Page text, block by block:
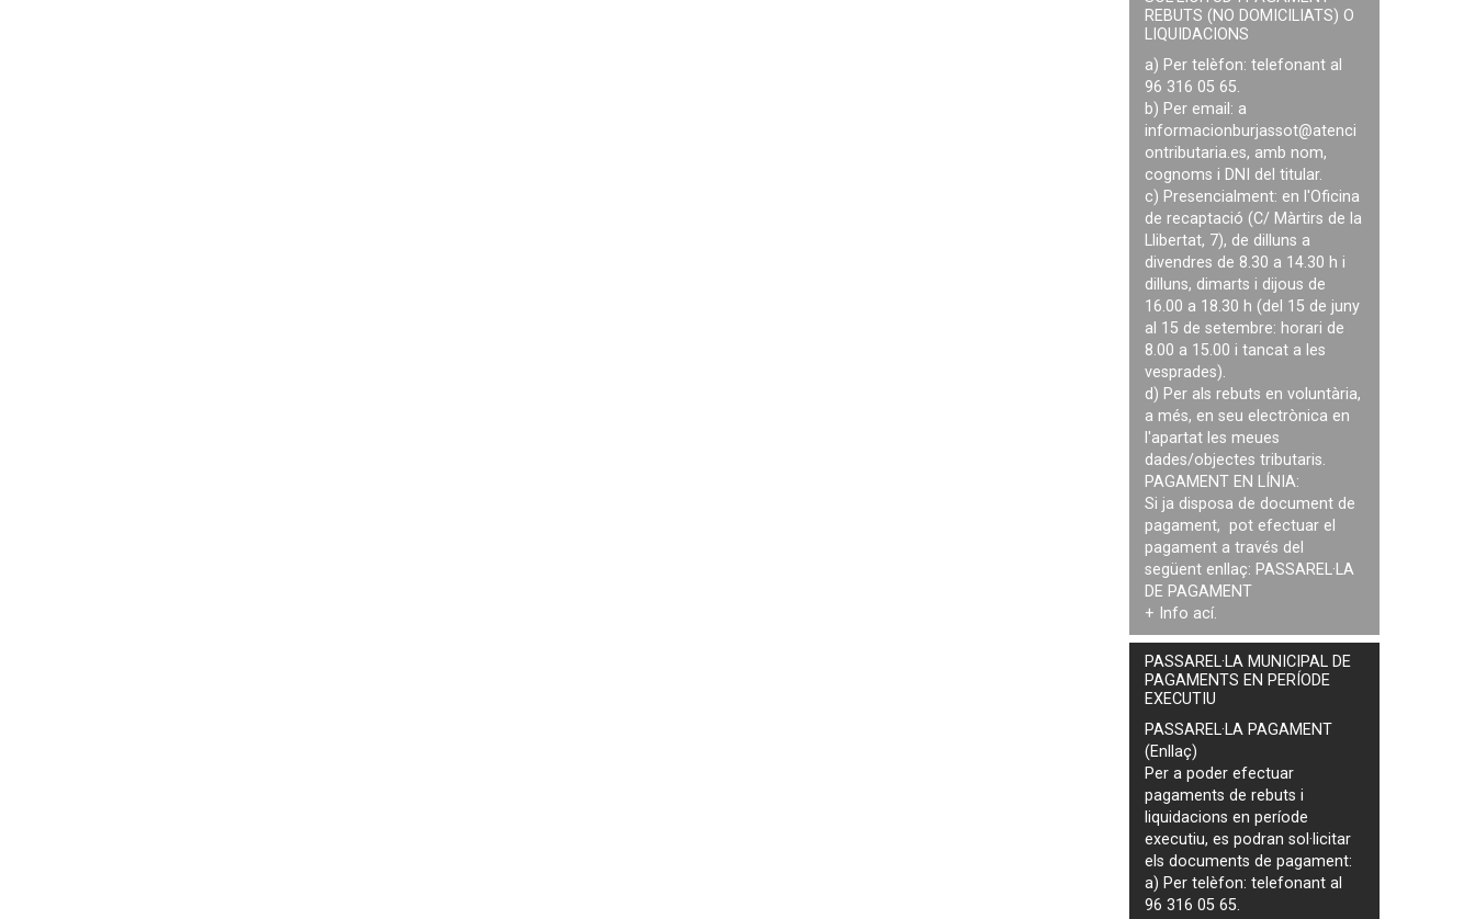
REBUTS (NO DOMICILIATS) O
LIQUIDACIONS
a) Per telèfon: telefonant al
96 316 05 65.
b) Per email: a
informacionburjassot@atenci
ontributaria.es, amb nom,
cognoms i DNI del titular.
c) Presencialment: en l'Oficina
de recaptació (C/ Màrtirs de la
Llibertat, 7), de dilluns a
divendres de 8.30 a 14.30 h i
dilluns, dimarts i dijous de
16.00 a 18.30 h (del 15 de juny
al 15 de setembre: horari de
8.00 a 15.00 i tancat a les
vesprades).
d) Per als rebuts en voluntària,
a més, en seu electrònica en
l'apartat les meues
dades/objectes tributaris.
PAGAMENT EN LÍNIA:
Si ja disposa de document de
pagament, pot efectuar el
pagament a través del
següent enllaç: PASSAREL·LA
DE PAGAMENT
+ Info ací.
PASSAREL·LA MUNICIPAL DE
PAGAMENTS EN PERÍODE
EXECUTIU
PASSAREL·LA PAGAMENT
(Enllaç)
Per a poder efectuar
pagaments derebuts i
liquidacions en període
executiu, es podransol·licitar
els documents de pagament:
a) Per telèfon: telefonant al
96 316 05 65.